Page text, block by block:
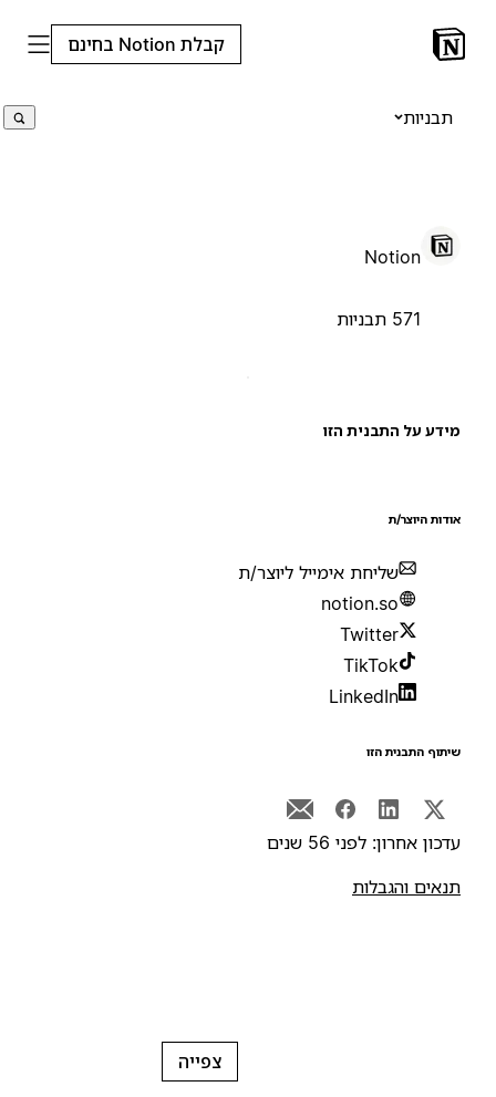
קבלת Notion בחינם
תבניות
Notion
על התבנית הזו
היוצר/ת
שליחת אימייל ליוצר/ת
notion.so
Twitter
TikTok
LinkedIn
התבנית הזו
אחרון: לפני 56 שנים
והגבלות
צפייה